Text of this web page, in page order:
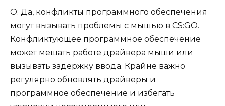
О: Да, конфликты программного обеспечения
могут вызывать проблемы с мышью в CS:GO.
Конфликтующее программное обеспечение
может мешать работе драйвера мыши или
вызывать задержку ввода. Крайне важно
регулярно обновлять драйверы и
программное обеспечение и избегать